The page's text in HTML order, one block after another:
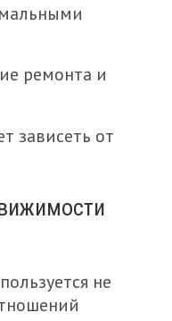
ремонта и
зависеть от
не